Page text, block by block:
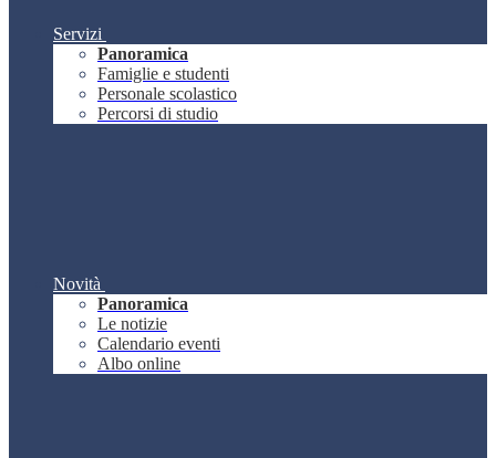
Servizi
Panoramica
Famiglie e studenti
Personale scolastico
Percorsi di studio
Novità
Panoramica
Le notizie
Calendario eventi
Albo online